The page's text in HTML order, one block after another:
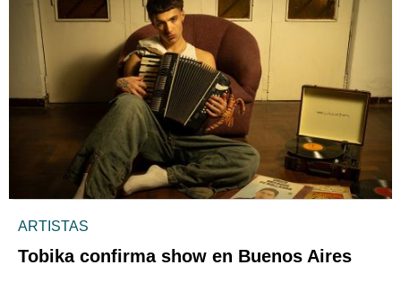
ARTISTAS
Tobika confirma show en Buenos Aires